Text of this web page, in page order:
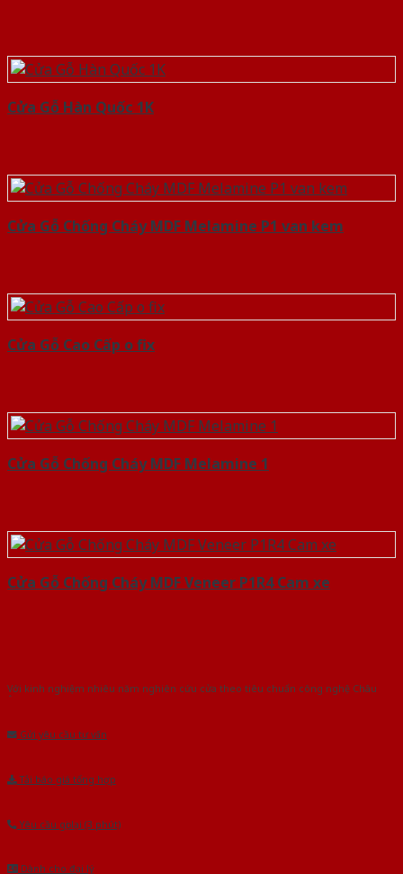
Cửa Gỗ Hàn Quốc 1K
Cửa Gỗ Chống Cháy MDF Melamine P1 van kem
Cửa Gỗ Cao Cấp o fix
Cửa Gỗ Chống Cháy MDF Melamine 1
Cửa Gỗ Chống Cháy MDF Veneer P1R4 Cam xe
Với kinh nghiệm nhiêu năm nghiên cứu cửa theo tiêu chuẩn công nghệ Châu
Gửi yêu cầu tư vấn
Tải báo giá tổng hợp
Yêu cầu gọi lại (3 phút)
Dành cho đại lý